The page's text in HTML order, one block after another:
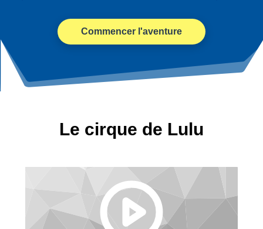
Commencer l'aventure
Le cirque de Lulu